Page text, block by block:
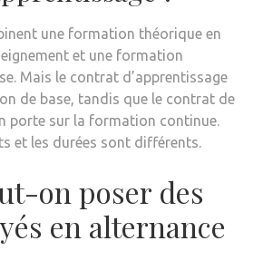
une formation théorique en
et une formation
Mais le contrat d’apprentissage
de base, tandis que le contrat de
porte sur la formation continue.
et les durées sont différents.
on poser des
en alternance